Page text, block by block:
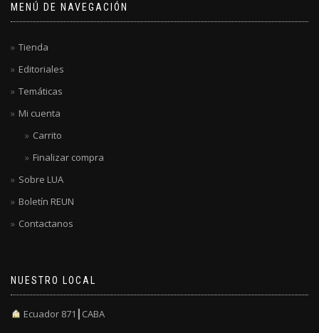
MENÚ DE NAVEGACIÓN
Tienda
Editoriales
Temáticas
Mi cuenta
Carrito
Finalizar compra
Sobre LUA
Boletín REUN
Contactanos
NUESTRO LOCAL
Ecuador 871┃CABA